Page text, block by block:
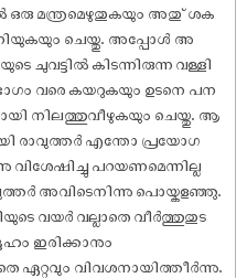
മന്ത്രമെഴുതുകയും അതു് ശക
ചെയ്തു. അപ്പോൾ അ
ചുവട്ടിൽ കിടന്നിരുന്ന വള്ളി
വരെ കയറുകയും ഉടനെ പന
നിലത്തുവീഴുകയും ചെയ്തു. ആ
രാവുത്തർ എന്തോ പ്രയോഗ
വിശേ‌ഷിച്ചു പറയണമെന്നില്ല
അവിടെനിന്നു പൊയ്കളഞ്ഞു.
വയർ വല്ലാതെ വീർത്തുതുട
ഇരിക്കാനും
ഏറ്റവും വിവശനായിത്തീർന്നു.